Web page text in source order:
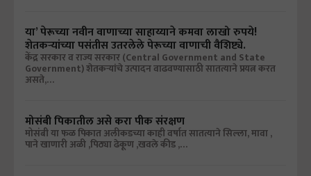
या’ पेरूच्या नवीन वाणाच्या साहाय्याने कमवा लाखो रुपये!
शेतकऱ्यांच्या पसंतीस उतरलेले पेरूच्या वाणाची वैशिष्ट्ये.
केंद्र सरकार व राज्य सरकार (Central Government and State
Government) शेतकऱ्यांचे उत्पादन वाढवण्यासाठी सातत्याने प्रयत्न करत
असते,…
मोसंबी पिकातील असे करा पीक संरक्षण
मोसंबी या फळ पिकात अलीकडच्या काही वर्षात सातत्याने सिल्ला, मावा ,
पाने खाणारी अळी ,पिठ्या ढेकूण ,खवले कीड ,…